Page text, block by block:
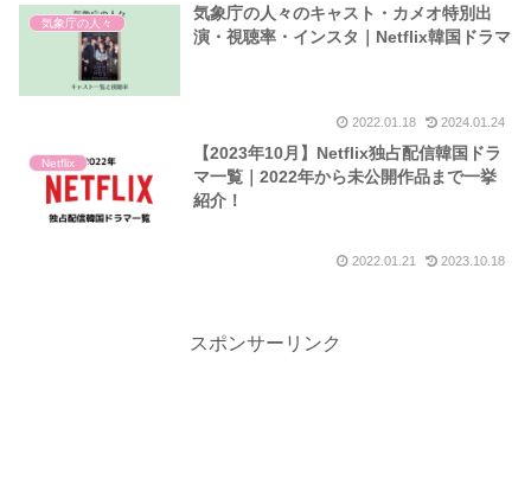
気象庁の人々
気象庁の人々のキャスト・カメオ特別出
演・視聴率・インスタ｜Netflix韓国ドラマ
2022.01.18 2024.01.24
Netflix
【2023年10月】Netflix独占配信韓国ドラ
マ一覧｜2022年から未公開作品まで一挙
紹介！
2022.01.21 2023.10.18
スポンサーリンク